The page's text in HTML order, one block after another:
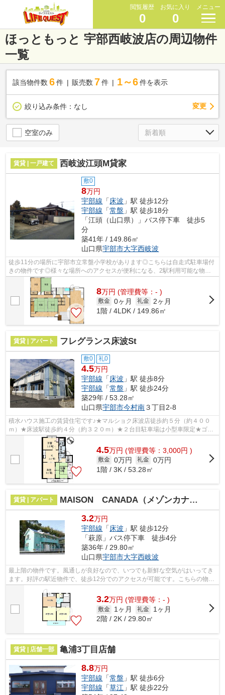
閲覧履歴
0
お気に入り
0
メニュー
ほっともっと 宇部西岐波店の周辺物件
一覧
該当物件数 6件 販売数 7 件 1～6 件を表示
絞り込み条件： なし 変更
空室のみ
賃貸 | 一戸建て 西岐波江頭M貸家
敷0
8万円
宇部線 「 床波 」駅 徒歩12分
宇部線 「常盤 」駅 徒歩18分
「江頭（山口県）」バス停下車 徒歩5
分
築41年 / 149.86㎡
山口県宇部市大字西岐波
徒歩11分の場所に宇部市立常盤小学校があります◎こちらは自走式駐車場付
きの物件です◎様々な場所へのアクセスが便利になる、2駅利用可能な物件
です◎通風良好で陽の当たる気持ちの良い...
8万円 (管理費等：- )
敷金 0ヶ月 礼金
2ヶ月
1階 / 4LDK / 149.86㎡
賃貸 | アパート フレグランス床波St
敷0 礼0
4.5万円
宇部線 「 床波 」駅 徒歩8分
宇部線 「常盤 」駅 徒歩24分
築29年 / 53.28㎡
山口県宇部市今村南３丁目2-8
積水ハウス施工の賃貸住宅です♪★マルショク床波店徒歩約５分（約４００
ｍ）★床波駅徒歩約４分（約３２０ｍ）★２台目駐車場は小型車限定★ゴミ
行政回収★インターネット無料設備（Ｗｉ－...
4.5万円 (管理費等：3,000円 )
敷金 0万円 礼金 0万円
1階 / 3K / 53.28㎡
賃貸 | アパート MAISON CANADA（メゾンカナダ）
3.2万円
宇部線 「 床波 」駅 徒歩12分
「萩原」バス停下車 徒歩4分
築36年 / 29.80㎡
山口県宇部市大字西岐波
最上階の物件です。風通しが良好なので、いつでも新鮮な空気がはいってき
ます。好評の駅近物件で、徒歩12分でのアクセスが可能です。こちらの物件
はアパートです。宇部市エリアにある...
3.2万円 (管理費等：- )
敷金 1ヶ月 礼金
1ヶ月
2階 / 2K / 29.80㎡
賃貸 | 店舗一部 亀浦3丁目店舗
8.8万円
宇部線 「常盤 」駅 徒歩6分
宇部線 「草江 」駅 徒歩22分